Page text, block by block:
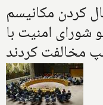
کردن مکانیسم
ایران/ ۱۳ عضو شورای امنیت با
مخالفت کردند